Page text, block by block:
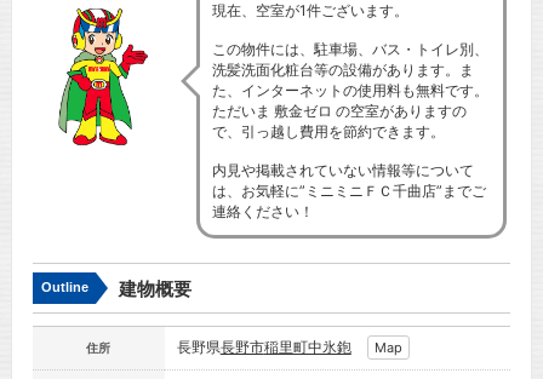
現在、空室が1件ございます。
この物件には、駐車場、バス・トイレ別、
洗髪洗面化粧台等の設備があります。ま
た、インターネットの使用料も無料です。
ただいま 敷金ゼロ の空室がありますの
で、引っ越し費用を節約できます。
内見や掲載されていない情報等について
は、お気軽に”ミニミニＦＣ千曲店”までご
連絡ください！
Outline 建物概要
住所 長野県長野市稲里町中氷鉋 Map